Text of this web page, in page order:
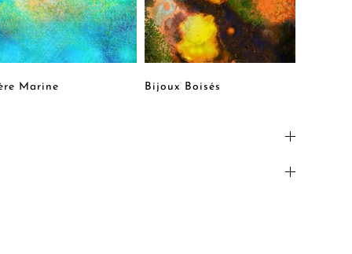
Marine Bijoux Boisés